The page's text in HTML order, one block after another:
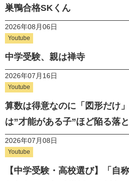
巣鴨合格SKくん
2026年08月06日
Youtube
中学受験、親は禅寺
2026年07月16日
Youtube
算数は得意なのに「図形だけ
は”才能がある子”ほど陥る落
2026年07月08日
Youtube
【中学受験・高校選び】「自